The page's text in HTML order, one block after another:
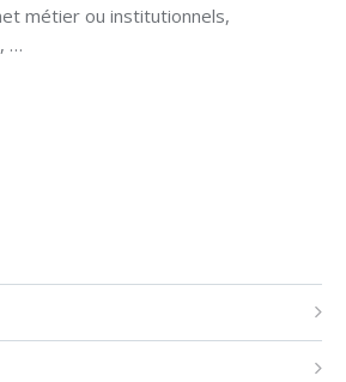
métier ou institutionnels,
…